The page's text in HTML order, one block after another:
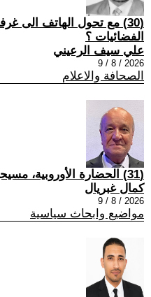
(30) مع تحول الهاتف الى
الفضائيات ؟
علي سيف الرعيني
2026 / 8 / 9
الصحافة والاعلام
(31) الحضارة الأوروبية، مسيحية أم لامسيحية الهوية
كمال غبريال
2026 / 8 / 9
مواضيع وابحاث سياسية